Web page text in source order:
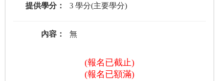
提供學分： 3 學分(主要學分)
內容： 無
(報名已截止)
(報名已額滿)